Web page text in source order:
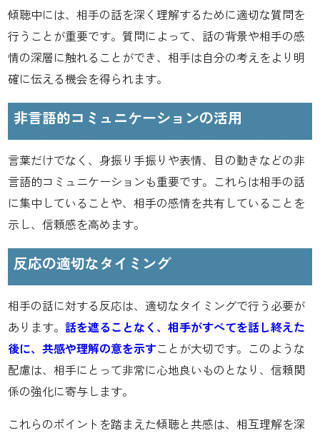
傾聴中には、相手の話を深く理解するために適切な質問を
行うことが重要です。質問によって、話の背景や相手の感
情の深層に触れることができ、相手は自分の考えをより明
確に伝える機会を得られます。
非言語的コミュニケーションの活用
言葉だけでなく、身振り手振りや表情、目の動きなどの非
言語的コミュニケーションも重要です。これらは相手の話
に集中していることや、相手の感情を共有していることを
示し、信頼感を高めます。
反応の適切なタイミング
相手の話に対する反応は、適切なタイミングで行う必要が
あります。話を遮ることなく、相手がすべてを話し終えた
後に、共感や理解の意を示すことが大切です。このような
配慮は、相手にとって非常に心地良いものとなり、信頼関
係の強化に寄与します。
これらのポイントを踏まえた傾聴と共感は、相互理解を深